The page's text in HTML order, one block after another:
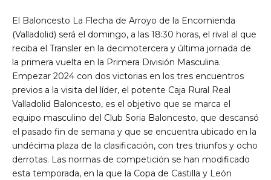
El Baloncesto La Flecha de Arroyo de la Encomienda
(Valladolid) será el domingo, a las 18:30 horas, el rival al que
reciba el Transler en la decimotercera y última jornada de
la primera vuelta en la Primera División Masculina.
Empezar 2024 con dos victorias en los tres encuentros
previos a la visita del líder, el potente Caja Rural Real
Valladolid Baloncesto, es el objetivo que se marca el
equipo masculino del Club Soria Baloncesto, que descansó
el pasado fin de semana y que se encuentra ubicado en la
undécima plaza de la clasificación, con tres triunfos y ocho
derrotas. Las normas de competición se han modificado
esta temporada, en la que la Copa de Castilla y León